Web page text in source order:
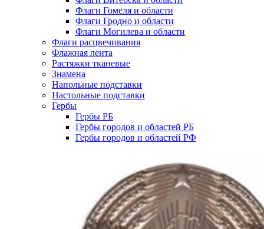
Флаги Гомеля и области
Флаги Гродно и области
Флаги Могилева и области
Флаги расцвечивания
Флажная лента
Растяжки тканевые
Знамена
Напольные подставки
Настольные подставки
Гербы
Гербы РБ
Гербы городов и областей РБ
Гербы городов и областей РФ